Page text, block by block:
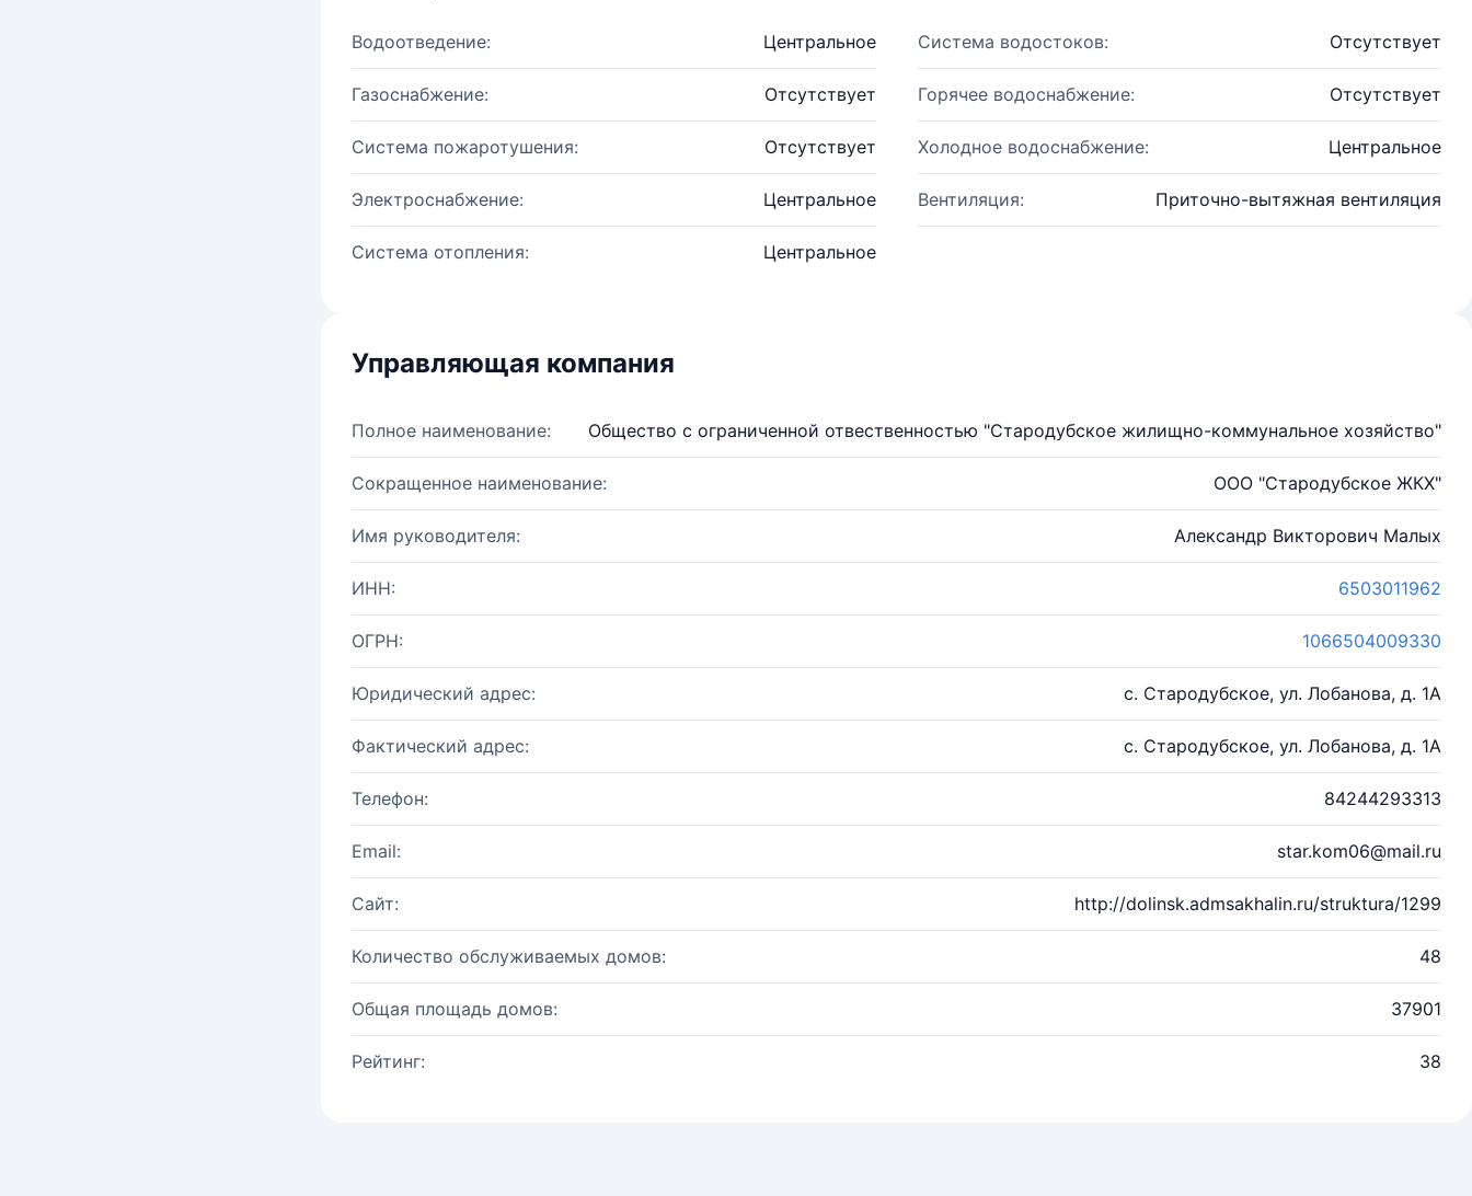
Водоотведение: Центральное Система водостоков: Отсутствует
Газоснабжение: Отсутствует Горячее водоснабжение: Отсутствует
Система пожаротушения: Отсутствует Холодное водоснабжение: Центральное
Электроснабжение: Центральное Вентиляция: Приточно-вытяжная вентиляция
Система отопления: Центральное
Управляющая компания
Полное наименование: Общество с ограниченной отвественностью "Стародубское жилищно-коммунальное хозяйство"
Сокращенное наименование: ООО "Стародубское ЖКХ"
Имя руководителя: Александр Викторович Малых
ИНН: 6503011962
ОГРН: 1066504009330
Юридический адрес: с. Стародубское, ул. Лобанова, д. 1А
Фактический адрес: с. Стародубское, ул. Лобанова, д. 1А
Телефон: 84244293313
Email: star.kom06@mail.ru
Сайт: http://dolinsk.admsakhalin.ru/struktura/1299
Количество обслуживаемых домов: 48
Общая площадь домов: 37901
Рейтинг: 38